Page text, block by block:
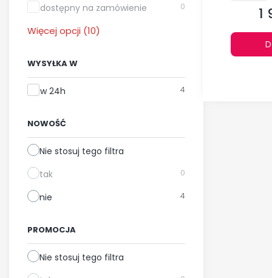
dostępny na zamówienie 0
Więcej opcji (10)
WYSYŁKA W
Wysyłka w
w 24h 4
NOWOŚĆ
Nie stosuj tego filtra
tak
0
nie 4
PROMOCJA
Nie stosuj tego filtra
1